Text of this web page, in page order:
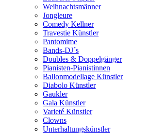
Weihnachtsmänner
Jongleure
Comedy Kellner
Travestie Künstler
Pantomime
Bands-DJ´s
Doubles & Doppelgänger
Pianisten-Pianistinnen
Ballonmodellage Künstler
Diabolo Künstler
Gaukler
Gala Künstler
Varieté Künstler
Clowns
Unterhaltungskünstler